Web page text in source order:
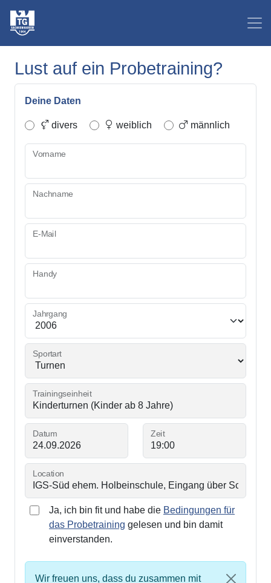
Lust auf ein Probetraining?
Deine Daten
divers weiblich männlich
Vorname
Nachname
E-Mail
Handy
Jahrgang
Sportart
Trainingseinheit
Datum Zeit
Location
Ja, ich bin fit und habe die Bedingungen für
das Probetraining gelesen und bin damit
einverstanden.
Wir freuen uns, dass du zusammen mit